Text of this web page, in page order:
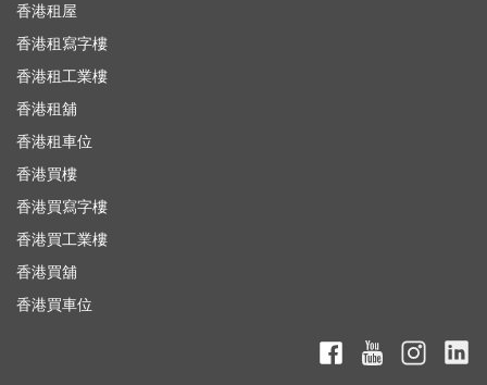
香港租屋
香港租寫字樓
香港租工業樓
香港租舖
香港租車位
香港買樓
香港買寫字樓
香港買工業樓
香港買舖
香港買車位